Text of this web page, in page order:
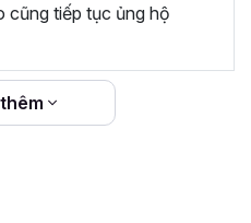
INDEX, và các thủ
với hàm và công thức.
việc trên Excel như thiết
in ấn, và các thanh, tiêu đề,
vào hình khối.
cũng tiếp tục ủng hộ